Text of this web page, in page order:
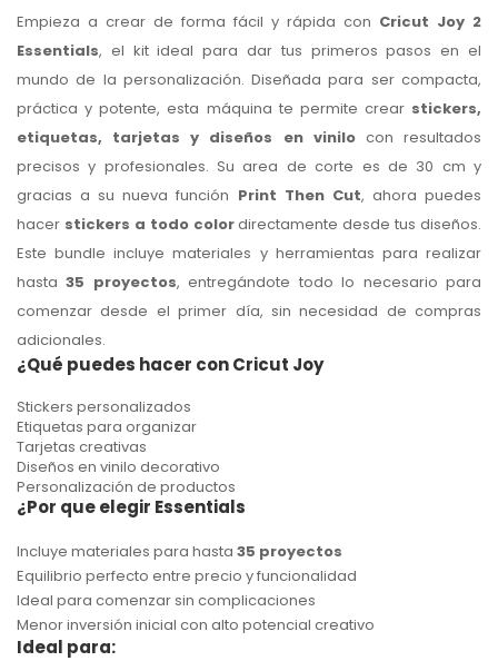
Empieza a crear de forma fácil y rápida con Cricut Joy 2
Essentials, el kit ideal para dar tus primeros pasos en el
mundo de la personalización. Diseñada para ser compacta,
práctica y potente, esta máquina te permite crear stickers,
etiquetas, tarjetas y diseños en vinilocon resultados
precisos y profesionales. Su area de corte es de 30 cm y
gracias a su nueva función Print Then Cut, ahora puedes
hacer stickers a todo colordirectamente desde tus diseños.
Este bundle incluye materiales y herramientas para realizar
hasta35 proyectos, entregándote todo lo necesario para
comenzar desde el primer día, sin necesidad de compras
adicionales.
¿Qué puedes hacer con Cricut Joy
Stickers personalizados
Etiquetas para organizar
Tarjetas creativas
Diseños en vinilo decorativo
Personalización de productos
¿Por que elegir Essentials
Incluye materiales para hasta 35 proyectos
Equilibrio perfecto entre precio y funcionalidad
Ideal para comenzar sin complicaciones
Menor inversión inicial con alto potencial creativo
Ideal para: